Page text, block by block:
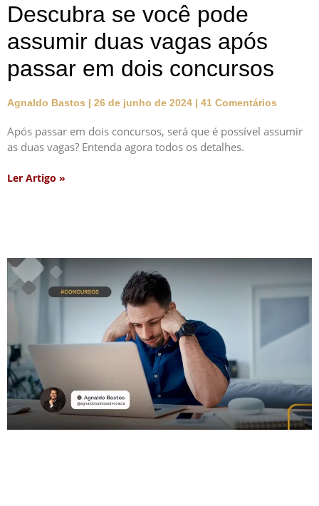
Descubra se você pode
assumir duas vagas após
passar em dois concursos
Agnaldo Bastos 26 de junho de 2024 41 Comentários
Após passar em dois concursos, será que é possível assumir
as duas vagas? Entenda agora todos os detalhes.
Ler Artigo »